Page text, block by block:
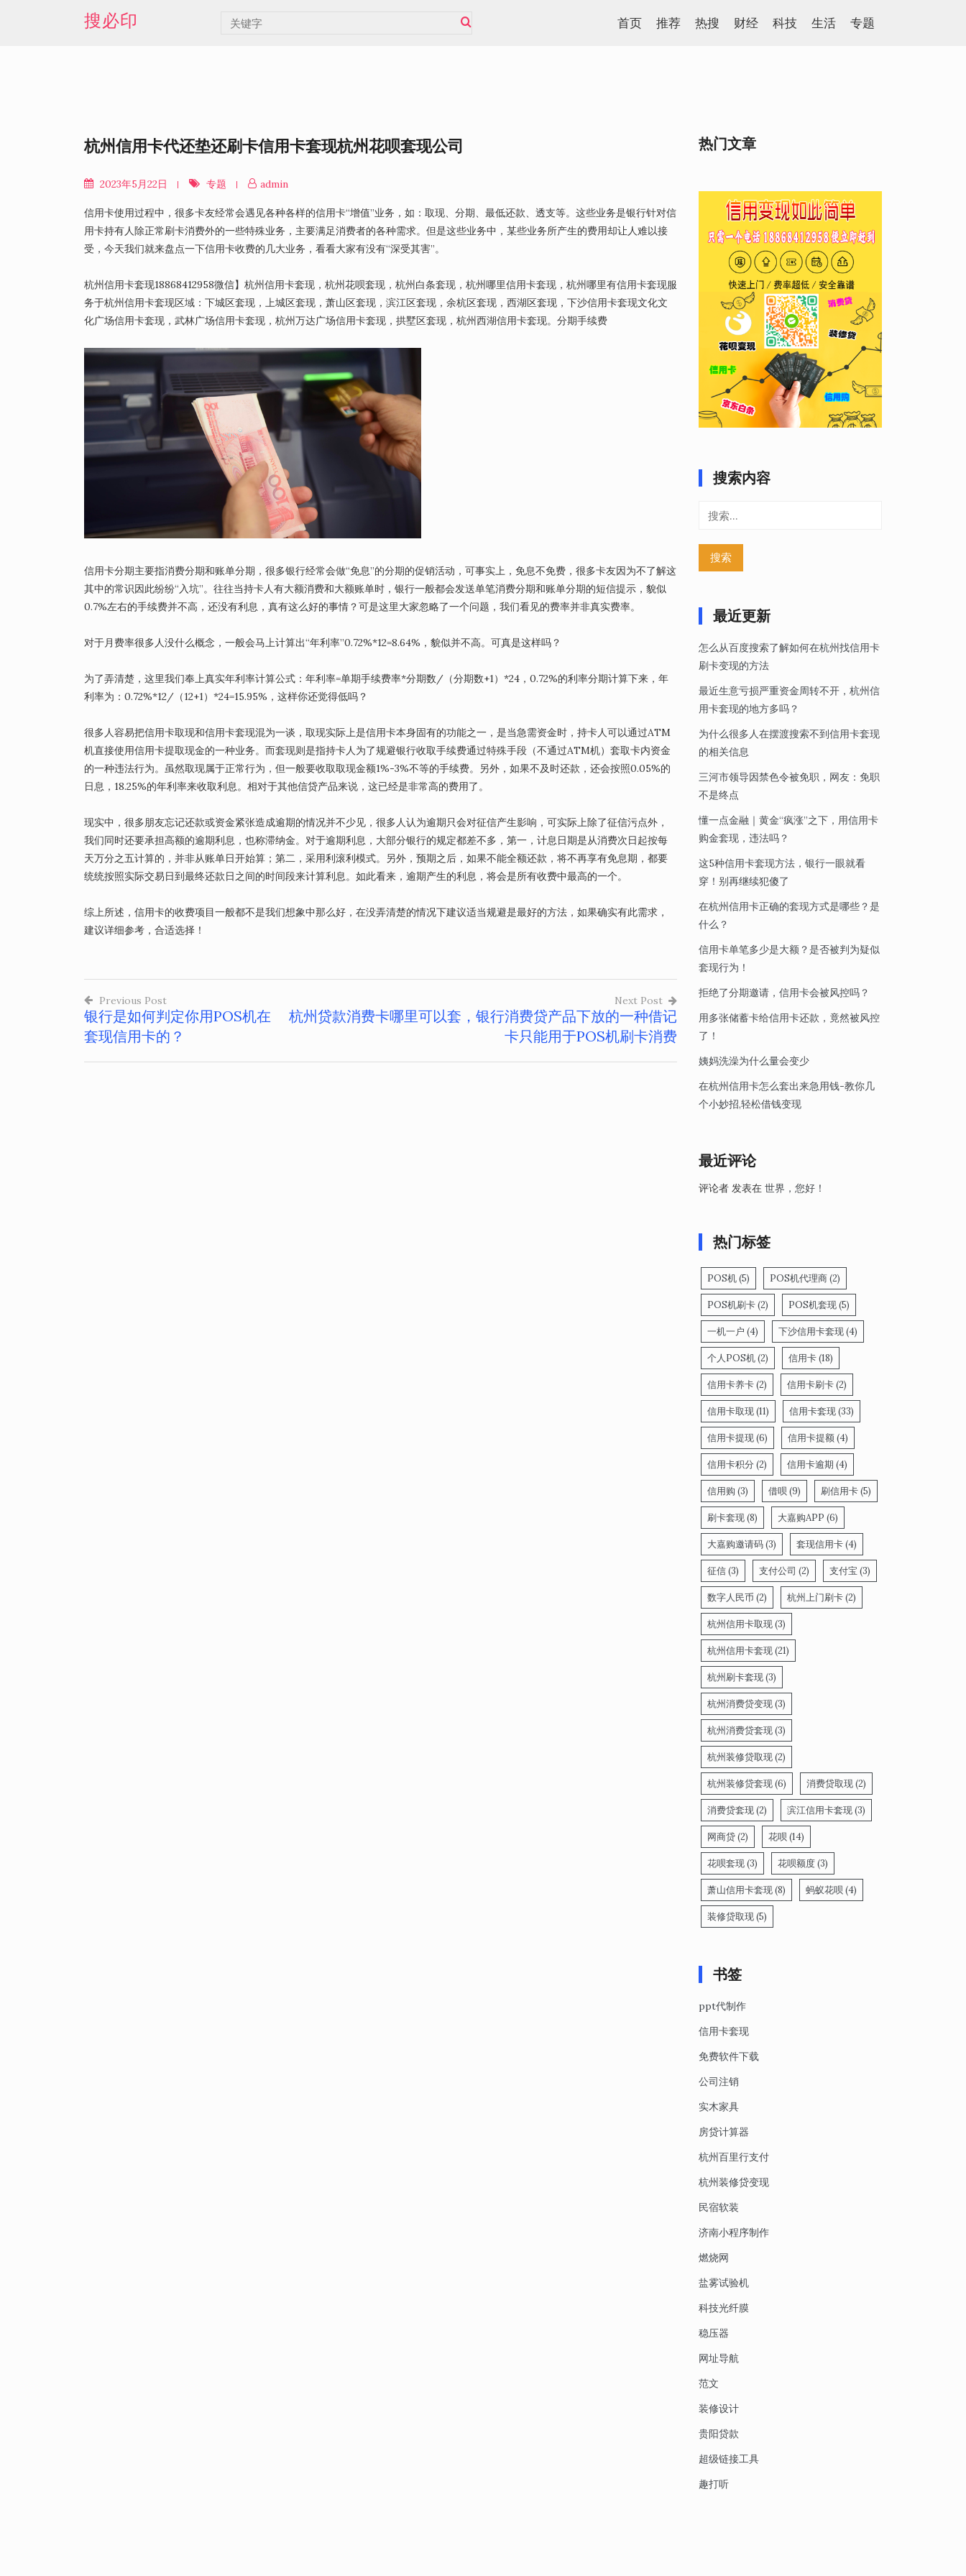
搜必印 首页 推荐 热搜 财经 科技 生活 专题
杭州信用卡代还垫还刷卡信用卡套现杭州花呗套现公司
2023年5月22日 专题 admin
信用卡使用过程中，很多卡友经常会遇见各种各样的信用卡“增值”业务，如：取现、分期、最低还款、透支等。这些业务是银行针对信
用卡持有人除正常刷卡消费外的一些特殊业务，主要满足消费者的各种需求。但是这些业务中，某些业务所产生的费用却让人难以接
受，今天我们就来盘点一下信用卡收费的几大业务，看看大家有没有“深受其害”。
杭州信用卡套现18868412958微信】杭州信用卡套现，杭州花呗套现，杭州白条套现，杭州哪里信用卡套现，杭州哪里有信用卡套现服
务于杭州信用卡套现区域：下城区套现，上城区套现，萧山区套现，滨江区套现，余杭区套现，西湖区套现，下沙信用卡套现文化文
化广场信用卡套现，武林广场信用卡套现，杭州万达广场信用卡套现，拱墅区套现，杭州西湖信用卡套现。分期手续费
信用卡分期主要指消费分期和账单分期，很多银行经常会做“免息”的分期的促销活动，可事实上，免息不免费，很多卡友因为不了解这
其中的常识因此纷纷“入坑”。往往当持卡人有大额消费和大额账单时，银行一般都会发送单笔消费分期和账单分期的短信提示，貌似
0.7%左右的手续费并不高，还没有利息，真有这么好的事情？可是这里大家忽略了一个问题，我们看见的费率并非真实费率。
对于月费率很多人没什么概念，一般会马上计算出“年利率”0.72%*12=8.64%，貌似并不高。可真是这样吗？
为了弄清楚，这里我们奉上真实年利率计算公式：年利率=单期手续费率*分期数/（分期数+1）*24，0.72%的利率分期计算下来，年
利率为：0.72%*12/（12+1）*24=15.95%，这样你还觉得低吗？
很多人容易把信用卡取现和信用卡套现混为一谈，取现实际上是信用卡本身固有的功能之一，是当急需资金时，持卡人可以通过ATM
机直接使用信用卡提取现金的一种业务。而套现则是指持卡人为了规避银行收取手续费通过特殊手段（不通过ATM机）套取卡内资金
的一种违法行为。虽然取现属于正常行为，但一般要收取取现金额1%-3%不等的手续费。另外，如果不及时还款，还会按照0.05%的
日息，18.25%的年利率来收取利息。相对于其他信贷产品来说，这已经是非常高的费用了。
现实中，很多朋友忘记还款或资金紧张造成逾期的情况并不少见，很多人认为逾期只会对征信产生影响，可实际上除了征信污点外，
我们同时还要承担高额的逾期利息，也称滞纳金。对于逾期利息，大部分银行的规定都差不多，第一，计息日期是从消费次日起按每
天万分之五计算的，并非从账单日开始算；第二，采用利滚利模式。另外，预期之后，如果不能全额还款，将不再享有免息期，都要
统统按照实际交易日到最终还款日之间的时间段来计算利息。如此看来，逾期产生的利息，将会是所有收费中最高的一个。
综上所述，信用卡的收费项目一般都不是我们想象中那么好，在没弄清楚的情况下建议适当规避是最好的方法，如果确实有此需求，
建议详细参考，合适选择！
文
章
Previous Post
银行是如何判定你用POS机在
套现信用卡的？
Next Post
杭州贷款消费卡哪里可以套，银行消费贷产品下放的一种借记
卡只能用于POS机刷卡消费
热门文章
搜索内容
最近更新
怎么从百度搜索了解如何在杭州找信用卡
刷卡变现的方法
最近生意亏损严重资金周转不开，杭州信
用卡套现的地方多吗？
为什么很多人在摆渡搜索不到信用卡套现
的相关信息
三河市领导因禁色令被免职，网友：免职
不是终点
懂一点金融｜黄金“疯涨”之下，用信用卡
购金套现，违法吗？
这5种信用卡套现方法，银行一眼就看
穿！别再继续犯傻了
在杭州信用卡正确的套现方式是哪些？是
什么？
信用卡单笔多少是大额？是否被判为疑似
套现行为！
拒绝了分期邀请，信用卡会被风控吗？
用多张储蓄卡给信用卡还款，竟然被风控
了！
姨妈洗澡为什么量会变少
在杭州信用卡怎么套出来急用钱-教你几
个小妙招,轻松借钱变现
最近评论
评论者 发表在 世界，您好！
热门标签
POS机(5) POS机代理商(2)
POS机刷卡(2) POS机套现(5)
一机一户 (4) 下沙信用卡套现(4)
个人POS机(2) 信用卡(18)
信用卡养卡(2) 信用卡刷卡(2)
信用卡取现(11) 信用卡套现(33)
信用卡提现(6) 信用卡提额(4)
信用卡积分 (2) 信用卡逾期 (4)
信用购 (3) 借呗 (9) 刷信用卡(5)
刷卡套现(8) 大嘉购APP (6)
大嘉购邀请码(3) 套现信用卡(4)
征信(3) 支付公司 (2) 支付宝 (3)
数字人民币 (2) 杭州上门刷卡(2)
杭州信用卡取现(3)
杭州信用卡套现(21)
杭州刷卡套现(3)
杭州消费贷变现(3)
杭州消费贷套现(3)
杭州装修贷取现(2)
杭州装修贷套现(6) 消费贷取现(2)
消费贷套现(2) 滨江信用卡套现(3)
网商贷(2) 花呗 (14)
花呗套现(3) 花呗额度(3)
萧山信用卡套现(8) 蚂蚁花呗 (4)
装修贷取现(5)
书签
ppt代制作
信用卡套现
免费软件下载
公司注销
实木家具
房贷计算器
杭州百里行支付
杭州装修贷变现
民宿软装
济南小程序制作
燃烧网
盐雾试验机
科技光纤膜
稳压器
网址导航
范文
装修设计
贵阳贷款
超级链接工具
趣打听